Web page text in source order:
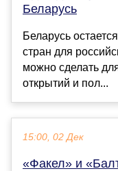
Беларусь
Беларусь
стран для
можно сделать
открытий и пол...
15:00, 02 Дек
«Факел» и